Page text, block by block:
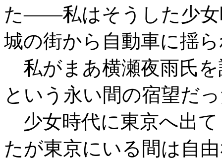
た――私はそうした少女
城の街から自動車に揺
私がまあ横瀬夜雨氏
という永い間の宿望だ
少女時代に東京へ出
たが東京にいる間は自